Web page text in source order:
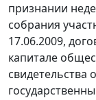
признании
собрания
17.06.2009,
капитале
свидетельства